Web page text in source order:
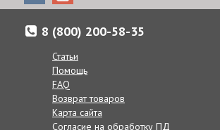
8 (800) 200-58-35
Статьи
Помощь
FAQ
Возврат товаров
Карта сайта
Согласие на обработку ПД